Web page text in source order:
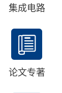
集成电路
论文专著